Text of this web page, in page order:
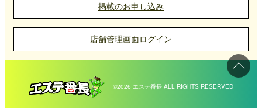
黒崎
鹿児島 沖縄県
那覇
佐賀県
佐賀
宮城県 山形県
秋田県 青森県
福島県
山口県 鳥取県
島根県
北陸・甲信越
福井県 新潟県
四国
愛媛県 香川県
掲載のお申し込み
店舗管理画面ログイン
©2026 エステ番長 ALL RIGHTS RESERVED